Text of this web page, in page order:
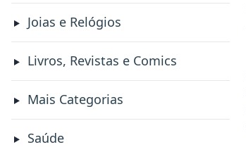
Joias e Relógios
Livros, Revistas e Comics
Mais Categorias
Saúde